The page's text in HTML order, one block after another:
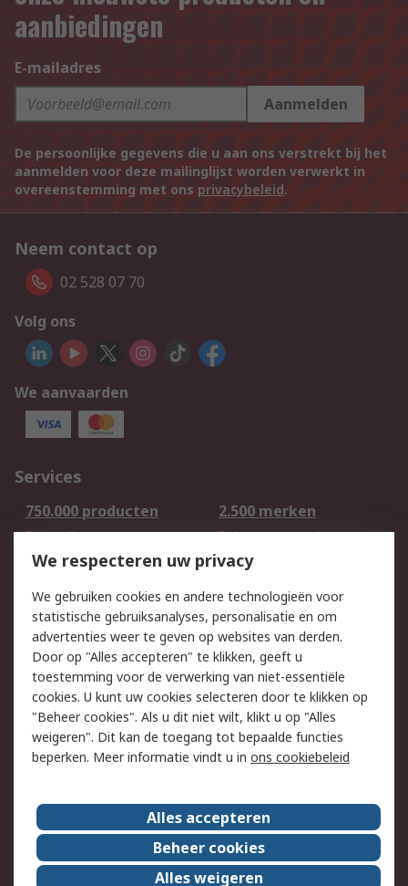
aanbiedingen
E-mailadres
Aanmelden
De persoonlijke gegevens die u aan ons verstrekt bij het
aanmelden voor deze mailinglijst worden verwerkt in
overeenstemming met ons privacybeleid.
Neem contact op
02 528 07 70
Volg ons
We aanvaarden
Services
750.000 producten
2.500 merken
Bestellen
Inkoopoplossingen
Retouren
Technisch advies
Track & Trace
Wettelijk
Cookiebeleid
Email veiligheid
Privacybeleid -
Bijgewerkt
Websitevoorwaarden
Algemene
verkoopvoorwaarden
Over RS
RS Group
Over ons
RS wereldwijd
Werken bij RS
We respecteren uw privacy
We gebruiken cookies en andere technologieën voor
statistische gebruiksanalyses, personalisatie en om
advertenties weer te geven op websites van derden.
Door op "Alles accepteren" te klikken, geeft u
toestemming voor de verwerking van niet-essentiële
cookies. U kunt uw cookies selecteren door te klikken op
"Beheer cookies". Als u dit niet wilt, klikt u op "Alles
weigeren". Dit kan de toegang tot bepaalde functies
beperken. Meer informatie vindt u in ons cookiebeleid
Alles accepteren
Beheer cookies
Alles weigeren